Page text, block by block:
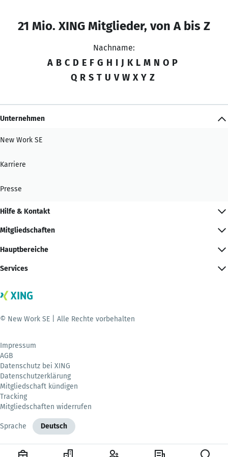
21 Mio. XING Mitglieder, von A bis Z
Nachname:
A B C D E F G H I J K L M N O P
Q R S T U V W X Y Z
Unternehmen
New Work SE
Karriere
Presse
Hilfe & Kontakt
Mitgliedschaften
Hauptbereiche
Services
© New Work SE | Alle Rechte vorbehalten
Impressum
AGB
Datenschutz bei XING
Datenschutzerklärung
Mitgliedschaft kündigen
Tracking
Mitgliedschaften widerrufen
Sprache Deutsch